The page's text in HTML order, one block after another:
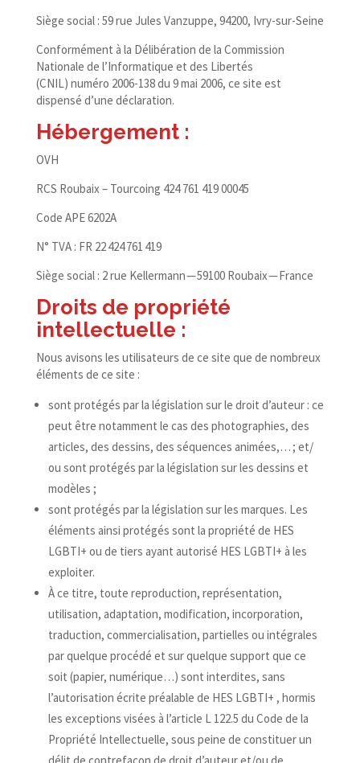
Siège social : 59 rue Jules Vanzuppe, 94200, Ivry-sur-Seine
Conformément à la Délibération de la Commission
Nationale de l’Informatique et des Libertés
(CNIL) numéro 2006-​138 du 9 mai 2006, ce site est
dispensé d’une déclaration.
Hébergement :
OVH
RCS Roubaix – Tourcoing 424 761 419 00045
Code APE 6202A
N° TVA : FR 22 424 761 419
Siège social : 2 rue Kellermann — 59100 Roubaix — France
Droits de propriété
intellectuelle :
Nous avisons les utilisateurs de ce site que de nombreux
éléments de ce site :
sont protégés par la législation sur le droit d’auteur : ce
peut être notamment le cas des photographies, des
articles, des dessins, des séquences animées,… ; et/​
ou sont protégés par la législation sur les dessins et
modèles ;
sont protégés par la législation sur les marques. Les
éléments ainsi protégés sont la propriété de HES
LGBTI+ ou de tiers ayant autorisé HES LGBTI+ à les
exploiter.
À ce titre, toute reproduction, représentation,
utilisation, adaptation, modification, incorporation,
traduction, commercialisation, partielles ou intégrales
par quelque procédé et sur quelque support que ce
soit (papier, numérique…) sont interdites, sans
l’autorisation écrite préalable de HES LGBTI+ , hormis
les exceptions visées à l’article L 122.5 du Code de la
Propriété Intellectuelle, sous peine de constituer un